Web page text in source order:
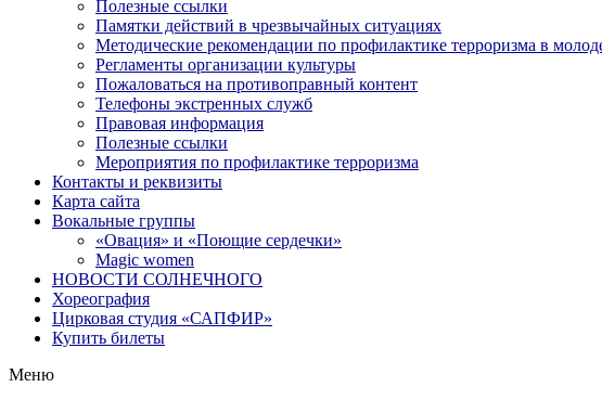
Полезные ссылки
Памятки действий в чрезвычайных ситуациях
Методические рекомендации по профилактике терроризма в
Регламенты организации культуры
Пожаловаться на противоправный контент
Телефоны экстренных служб
Правовая информация
Полезные ссылки
Мероприятия по профилактике терроризма
Контакты и реквизиты
Карта сайта
Вокальные группы
«Овация» и «Поющие сердечки»
Magic women
НОВОСТИ СОЛНЕЧНОГО
Хореография
Цирковая студия «САПФИР»
Купить билеты
Меню